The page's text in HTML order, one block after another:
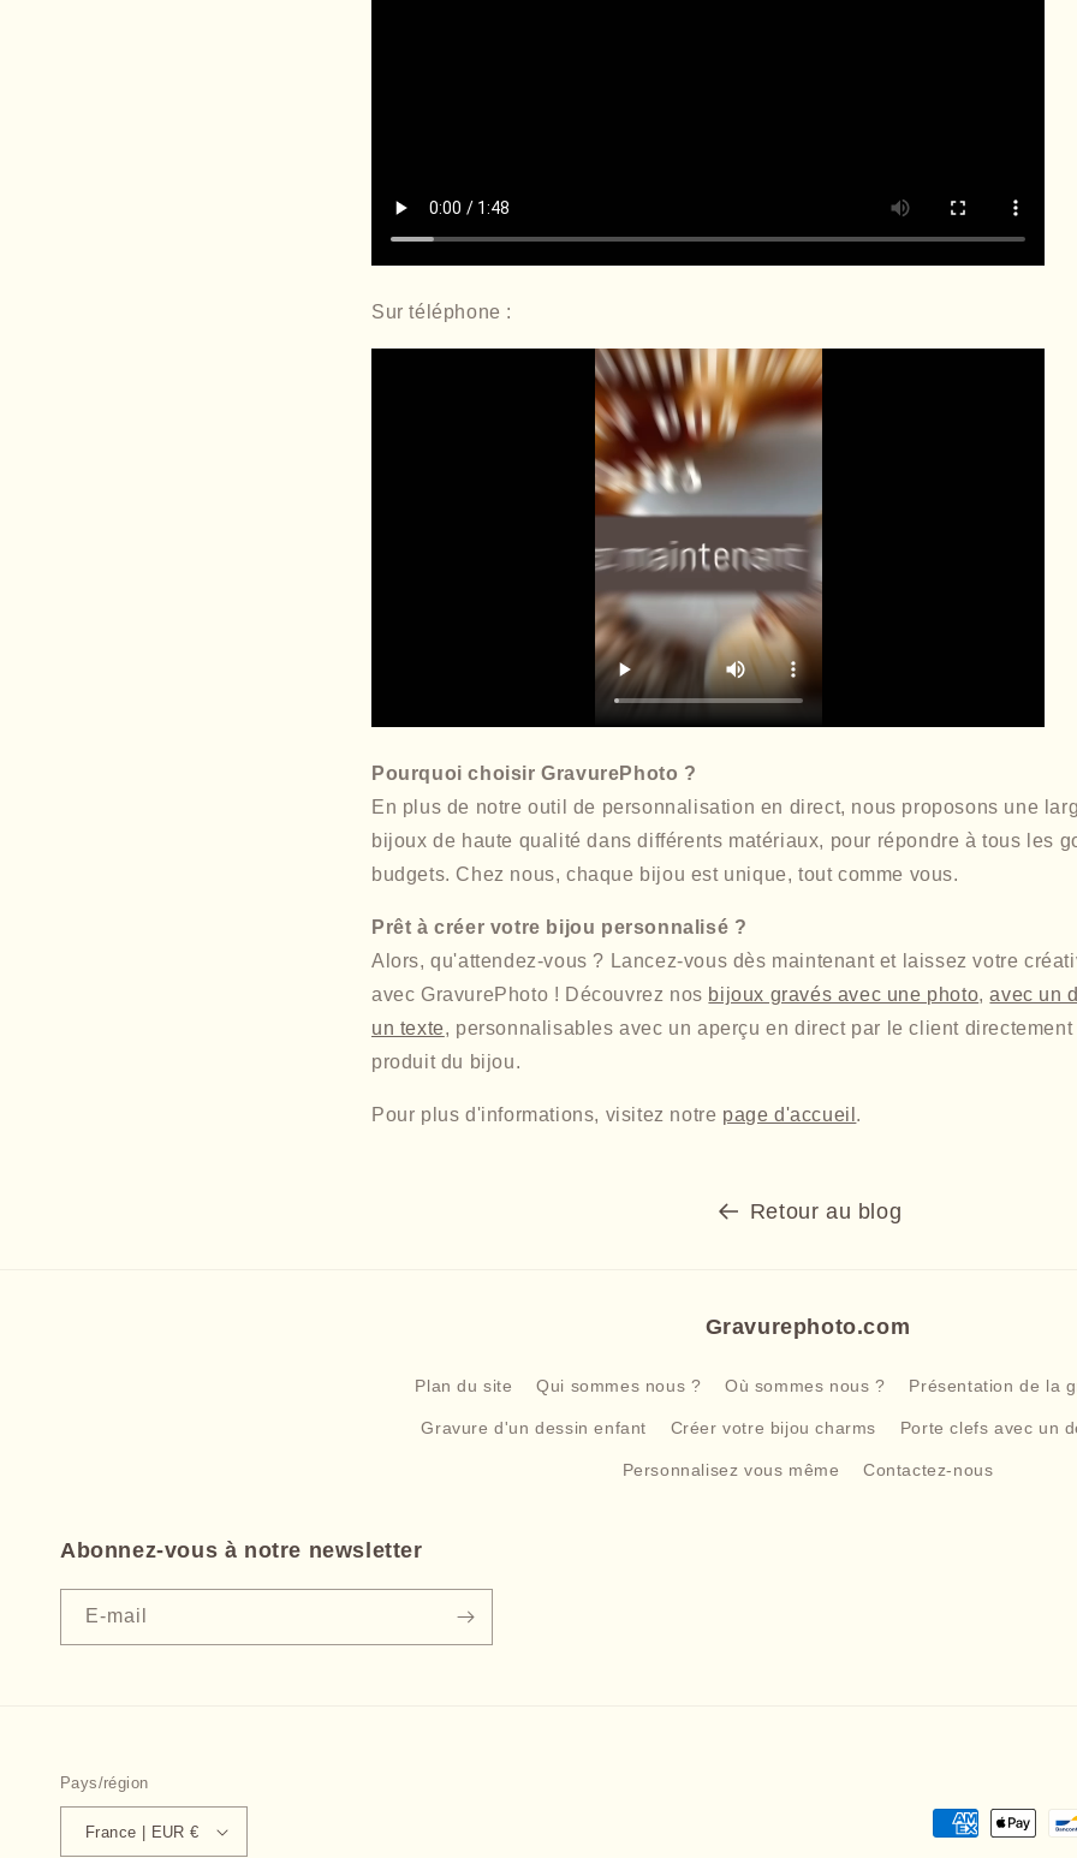
Sur téléphone :
Pourquoi choisir GravurePhoto ?
En plus de notre outil de personnalisation en direct, nous proposons une
bijoux de haute qualité dans différents matériaux, pour répondre à tous les
budgets. Chez nous, chaque bijou est unique, tout comme vous.
Prêt à créer votre bijou personnalisé ?
Alors, qu'attendez-vous ? Lancez-vous dès maintenant et laissez votre
avec GravurePhoto ! Découvrez nos bijoux gravés avec une photo,avec un
un texte, personnalisables avec un aperçu en direct par le client
produit du bijou.
Pour plus d'informations, visitez notre page d'accueil .
Retour au blog
Gravurephoto.com
Plan du site Qui sommes nous ? Où sommes nous ? Présentation de la
Gravure d'un dessin enfant Créer votre bijou charms Porte clefs avec un
Personnalisez vous même Contactez-nous
Abonnez-vous à notre newsletter
E-mail
Pays/région
France | EUR €
Moyens